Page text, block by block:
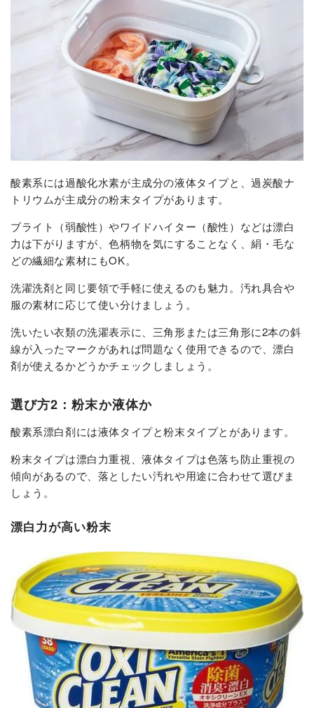
酸素系には過酸化水素が主成分の液体タイプと、過炭酸ナ
トリウムが主成分の粉末タイプがあります。
ブライト（弱酸性）やワイドハイター（酸性）などは漂白
力は下がりますが、色柄物を気にすることなく、絹・毛な
どの繊細な素材にもOK。
洗濯洗剤と同じ要領で手軽に使えるのも魅力。汚れ具合や
服の素材に応じて使い分けましょう。
洗いたい衣類の洗濯表示に、三角形または三角形に2本の斜
線が入ったマークがあれば問題なく使用できるので、漂白
剤が使えるかどうかチェックしましょう。
選び方2：粉末か液体か
酸素系漂白剤には液体タイプと粉末タイプとがあります。
粉末タイプは漂白力重視、液体タイプは色落ち防止重視の
傾向があるので、落としたい汚れや用途に合わせて選びま
しょう。
漂白力が高い粉末